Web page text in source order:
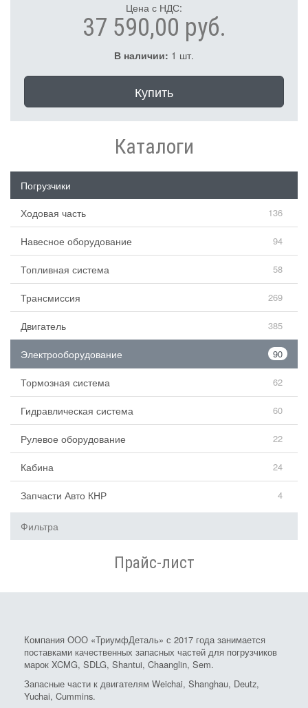
Цена с НДС:
37 590,00 руб.
В наличии: 1 шт.
Купить
Каталоги
Погрузчики
Ходовая часть
136
Навесное оборудование 94
Топливная система 58
Трансмиссия 269
Двигатель 385
Электрооборудование 90
Тормозная система 62
Гидравлическая система 60
Рулевое оборудование 22
Кабина 24
Запчасти Авто КНР 4
Фильтра
Прайс-лист
Компания ООО «ТриумфДеталь» с 2017 года занимается
поставками качественных запасных частей для погрузчиков
марок XCMG, SDLG, Shantui, Chaanglin, Sem.
Запасные части к двигателям Weichai, Shanghau, Deutz,
Yuchai, Cummins.